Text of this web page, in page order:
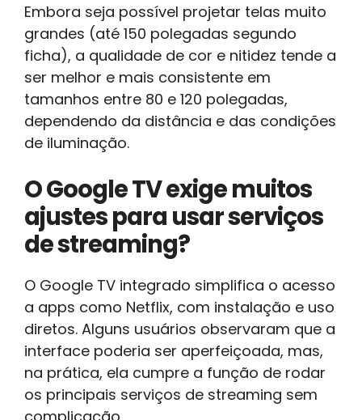
Embora seja possível projetar telas muito
grandes (até 150 polegadas segundo
ficha), a qualidade de cor e nitidez tende a
ser melhor e mais consistente em
tamanhos entre 80 e 120 polegadas,
dependendo da distância e das condições
de iluminação.
O Google TV exige muitos
ajustes para usar serviços
de streaming?
O Google TV integrado simplifica o acesso
a apps como Netflix, com instalação e uso
diretos. Alguns usuários observaram que a
interface poderia ser aperfeiçoada, mas,
na prática, ela cumpre a função de rodar
os principais serviços de streaming sem